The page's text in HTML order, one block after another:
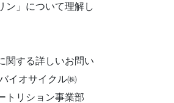
ン」について理解し
関する詳しいお問い
イオサイクル㈱
トリション事業部